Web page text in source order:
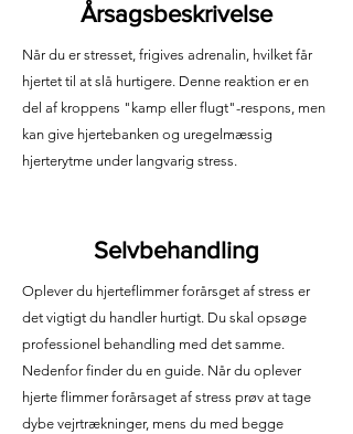
Årsagsbeskrivelse
Når du er stresset, frigives adrenalin, hvilket får
hjertet til at slå hurtigere. Denne reaktion er en
del af kroppens "kamp eller flugt"-respons, men
kan give hjertebanken og uregelmæssig
hjerterytme under langvarig stress.
Selvbehandling
Oplever du hjerteflimmer forårsget af stress er
det vigtigt du handler hurtigt. Du skal opsøge
professionel behandling med det samme.
Nedenfor finder du en guide. Når du oplever
hjerte flimmer forårsaget af stress prøv at tage
dybe vejrtrækninger, mens du med begge